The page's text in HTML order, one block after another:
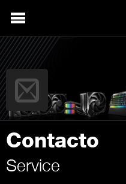
Contacto
Service